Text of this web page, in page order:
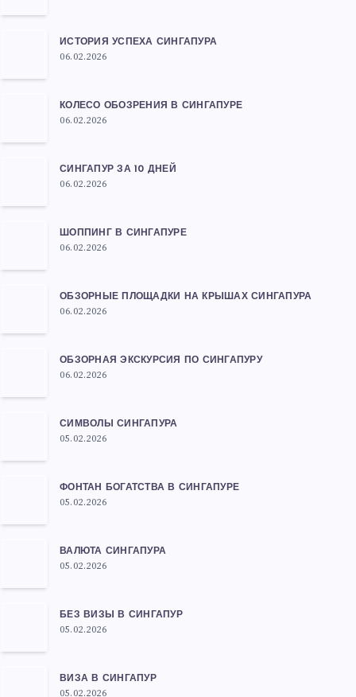
ИСТОРИЯ УСПЕХА СИНГАПУРА
06.02.2026
КОЛЕСО ОБОЗРЕНИЯ В СИНГАПУРЕ
06.02.2026
СИНГАПУР ЗА 10 ДНЕЙ
06.02.2026
ШОППИНГ В СИНГАПУРЕ
06.02.2026
ОБЗОРНЫЕ ПЛОЩАДКИ НА КРЫШАХ СИНГАПУРА
06.02.2026
ОБЗОРНАЯ ЭКСКУРСИЯ ПО СИНГАПУРУ
06.02.2026
СИМВОЛЫ СИНГАПУРА
05.02.2026
ФОНТАН БОГАТСТВА В СИНГАПУРЕ
05.02.2026
ВАЛЮТА СИНГАПУРА
05.02.2026
БЕЗ ВИЗЫ В СИНГАПУР
05.02.2026
ВИЗА В СИНГАПУР
05.02.2026